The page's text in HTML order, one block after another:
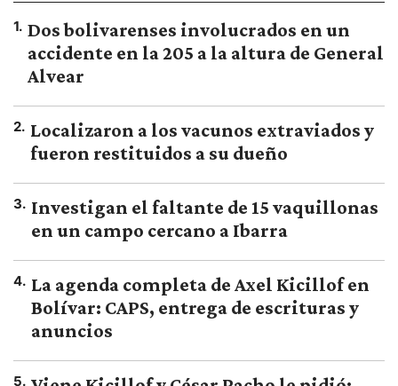
1. Dos bolivarenses involucrados en un
accidente en la 205 a la altura de General
Alvear
2. Localizaron a los vacunos extraviados y
fueron restituidos a su dueño
3. Investigan el faltante de 15 vaquillonas
en un campo cercano a Ibarra
4. La agenda completa de Axel Kicillof en
Bolívar: CAPS, entrega de escrituras y
anuncios
5.